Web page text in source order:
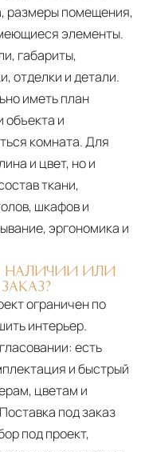
размеры помещения,
элементы.
габариты,
отделки и детали.
иметь план
и
комната. Для
и цвет, но и
ткани,
шкафов и
эргономика и
НАЛИЧИИ ИЛИ
ограничен по
интерьер.
есть
и быстрый
цветам и
под заказ
под проект,